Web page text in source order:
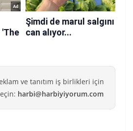
ve tanıtım iş birlikleri için
harbi@harbiyiyorum.com